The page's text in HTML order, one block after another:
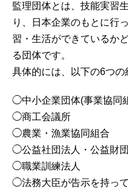
監理団体とは、技能実習
り、日本企業のもとに行
習・生活ができているか
る団体です。
具体的には、以下の6つの
◯中小企業団体(事業協同
◯商工会議所
◯農業・漁業協同組合
◯公益社団法人・公益財
◯職業訓練法人
◯法務大臣が告示を持っ